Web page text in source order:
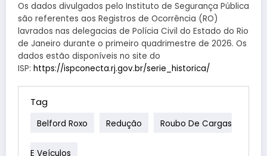
Os dados divulgados pelo Instituto de Segurança Pública
são referentes aos Registros de Ocorrência (RO)
lavrados nas delegacias de Polícia Civil do Estado do Rio
de Janeiro durante o primeiro quadrimestre de 2026. Os
dados estão disponíveis no site do
ISP: https://ispconecta.rj.gov.br/serie_historica/
Tag
Belford Roxo Redução Roubo De Cargas
E Veículos